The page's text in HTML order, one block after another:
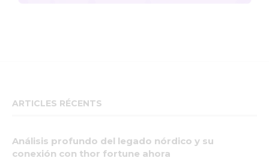
ARTICLES RÉCENTS
Análisis profundo del legado nórdico y su
conexión con thor fortune ahora